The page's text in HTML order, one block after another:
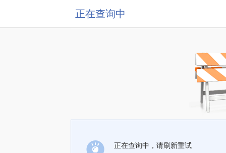
正在查询中
正在查询中，请刷新重试